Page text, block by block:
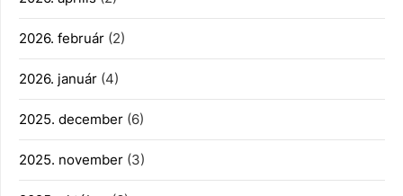
2026. február (2)
2026. január (4)
2025. december (6)
2025. november (3)